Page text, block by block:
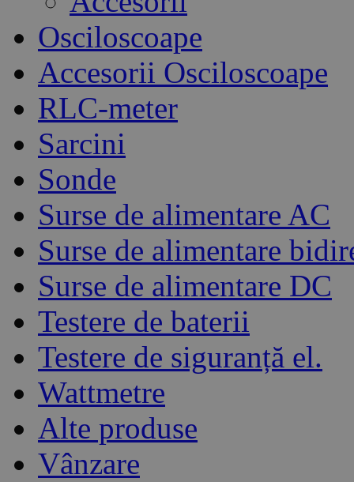
Osciloscoape
Accesorii Osciloscoape
RLC-meter
Sarcini
Sonde
Surse de alimentare AC
Surse de alimentare
Surse de alimentare DC
Testere de baterii
Testere de siguranță el.
Wattmetre
Alte produse
Vânzare